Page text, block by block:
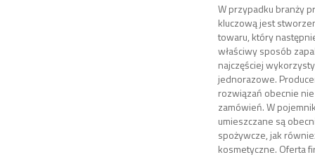
W przypadku branży
kluczową jest
towaru, który
właściwy sposób
najczęściej
jednorazowe.
rozwiązań obecnie
zamówień. W
umieszczane są
spożywcze, jak
kosmetyczne. Oferta